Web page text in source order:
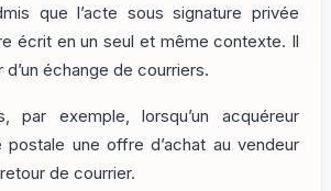
que l’acte sous signature privée
écrit en un seul et même contexte. Il
échange de courriers.
par exemple, lorsqu’un acquéreur
une offre d’achat au vendeur
de courrier.